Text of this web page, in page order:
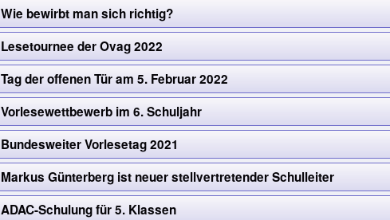
Wie bewirbt man sich richtig?
Lesetournee der Ovag 2022
Tag der offenen Tür am 5. Februar 2022
Vorlesewettbewerb im 6. Schuljahr
Bundesweiter Vorlesetag 2021
Markus Günterberg ist neuer stellvertretender Schulleiter
ADAC-Schulung für 5. Klassen